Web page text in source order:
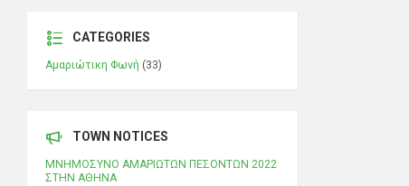
CATEGORIES
Αμαριώτικη Φωνή (33)
TOWN NOTICES
ΜΝΗΜΟΣΥΝΟ ΑΜΑΡΙΩΤΩΝ ΠΕΣΟΝΤΩΝ 2022
ΣΤΗΝ ΑΘΗΝΑ